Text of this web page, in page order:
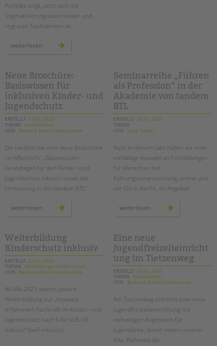
Porträts zeigt, setzt sich mit
Stigmatisierung auseinander und
regt zum Nachdenken an.
weiterlesen vernissage
Neue Broschüre:
Basiswissen für
inklusiven Kinder- und
Jugendschutz
ERSTELLT 19.02.2025
THEMA
Kinderschutz
VON
Barbara Brecht-Hadraschek
Die tandem hat eine neue Broschüre
veröffentlicht: „Basiswissen –
Grundlagen für den Kinder- und
Jugendschutz inklusiv sowie die
Umsetzung in der tandem BTL“
weiterlesen
broschüre:
kinder-
und
jugendschutz
Seminarreihe „Führen
als Profession“ in der
Akademie von tandem
BTL
ERSTELLT 29.01.2025
THEMA
VON
Lena Rotter
Auch in diesem Jahr haben wir eine
vielfältige Auswahl an Fortbildungen
für Menschen mit
Führungsverantwortung, online und
vor Ort in Berlin, im Angebot.
weiterlesen seminarreihe
„führen
der
akademie
von
tandem
btl
Weiterbildung
Kinderschutz inklusiv
ERSTELLT 22.01.2025
THEMA
FortbildungenKinderschutz
VON
Barbara Brecht-Hadraschek
Ab Mai 2025 startet unsere
Weiterbildung zur „Insoweit
erfahrenen Fachkraft im Kinder- und
Jugendschutz nach § 8a SGB VIII –
inklusiv“ (IseF inklusiv).
Eine neue
Jugendfreizeiteinricht
ung im Tietzenweg
ERSTELLT 03.01.2025
THEMA Sozialarbeit
VON
Barbara Brecht-Hadraschek
Am Tietzenweg entsteht eine neue
Jugendfreizeiteinrichtung mit
vielseitigen Angeboten für
Jugendliche, direkt neben unserer
Kita. Während die